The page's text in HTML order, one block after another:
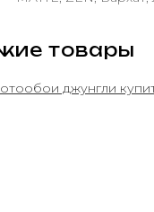
товары